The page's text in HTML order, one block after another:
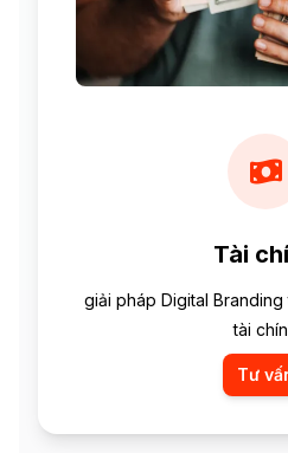
Tài
giải pháp Digital
tài
Tư